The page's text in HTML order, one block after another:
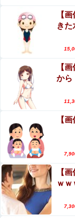
【悲報】ライザ
ｗｗｗｗ
8/8 本日の乃木活
生配信中に猫に
イブ、500万再生
後呂有紗アナ 袖
女性「レイプさ
ついたので訴えま
【動画】 ”別れさ
ゃ肉便器に堕ちる
即死する
に・・・
そりゃ肉
元グラド
酷すぎる
エロ漫画
hitomiを
【
きた
【
から
【
【
ｗｗ